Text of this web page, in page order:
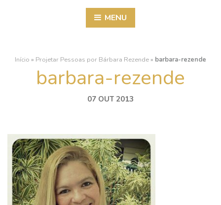
MENU
Início » Projetar Pessoas por Bárbara Rezende » barbara-rezende
barbara-rezende
07 OUT 2013